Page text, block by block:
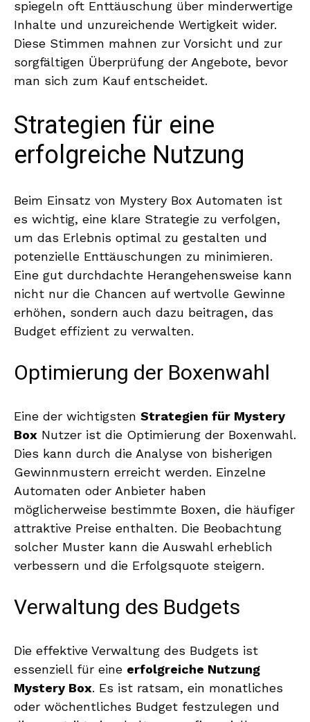
spiegeln oft Enttäuschung über minderwertige
Inhalte und unzureichende Wertigkeit wider.
Diese Stimmen mahnen zur Vorsicht und zur
sorgfältigen Überprüfung der Angebote, bevor
man sich zum Kauf entscheidet.
Strategien für eine
erfolgreiche Nutzung
Beim Einsatz von Mystery Box Automaten ist
es wichtig, eine klare Strategie zu verfolgen,
um das Erlebnis optimal zu gestalten und
potenzielle Enttäuschungen zu minimieren.
Eine gut durchdachte Herangehensweise kann
nicht nur die Chancen auf wertvolle Gewinne
erhöhen, sondern auch dazu beitragen, das
Budget effizient zu verwalten.
Optimierung der Boxenwahl
Eine der wichtigsten Strategien für Mystery
Box Nutzer ist die Optimierung der Boxenwahl.
Dies kann durch die Analyse von bisherigen
Gewinnmustern erreicht werden. Einzelne
Automaten oder Anbieter haben
möglicherweise bestimmte Boxen, die häufiger
attraktive Preise enthalten. Die Beobachtung
solcher Muster kann die Auswahl erheblich
verbessern und die Erfolgsquote steigern.
Verwaltung des Budgets
Die effektive Verwaltung des Budgets ist
essenziell für eine erfolgreiche Nutzung
Mystery Box. Es ist ratsam, ein monatliches
oder wöchentliches Budget festzulegen und